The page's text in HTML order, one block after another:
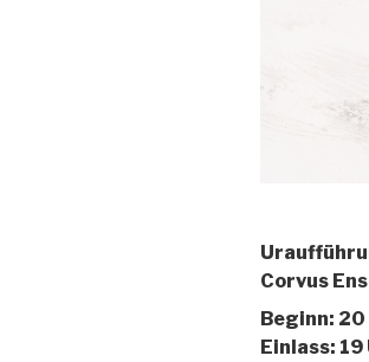
Corvus
Beginn: 20
Einlass: 19